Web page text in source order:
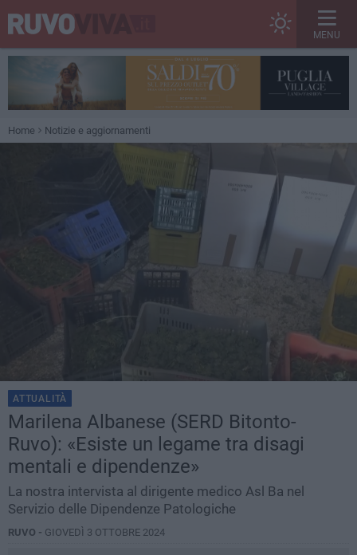
MENU
Home Notizie e aggiornamenti
ATTUALITÀ
Marilena Albanese (SERD Bitonto-
Ruvo): «Esiste un legame tra disagi
mentali e dipendenze»
La nostra intervista al dirigente medico Asl Ba nel
Servizio delle Dipendenze Patologiche
RUVO - GIOVEDÌ 3 OTTOBRE 2024